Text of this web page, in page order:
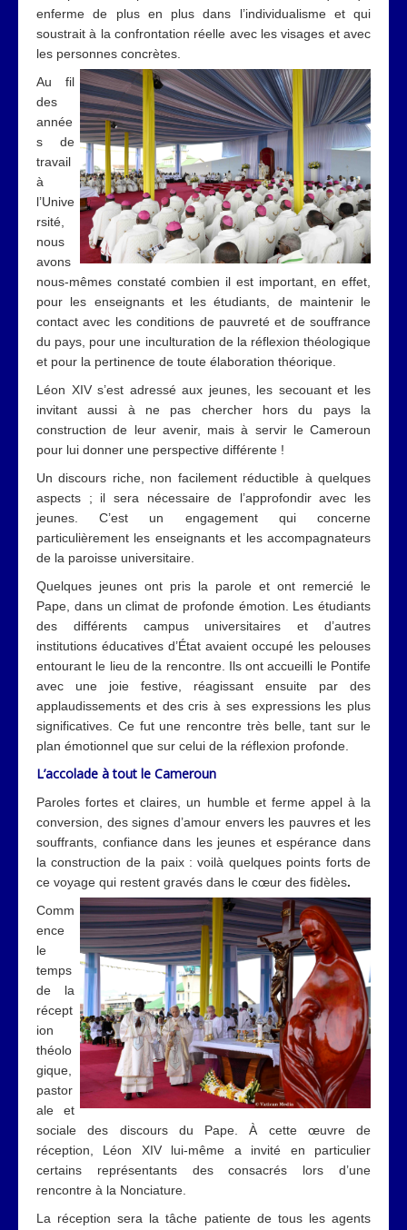
enferme de plus en plus dans l’individualisme et qui
soustrait à la confrontation réelle avec les visages et avec
les personnes concrètes.
Au fil
des
année
s de
travail
à
l’Unive
rsité,
nous
avons
nous-mêmes constaté combien il est important, en effet,
pour les enseignants et les étudiants, de maintenir le
contact avec les conditions de pauvreté et de souffrance
du pays, pour une inculturation de la réflexion théologique
et pour la pertinence de toute élaboration théorique.
Léon XIV s’est adressé aux jeunes, les secouant et les
invitant aussi à ne pas chercher hors du pays la
construction de leur avenir, mais à servir le Cameroun
pour lui donner une perspective différente !
Un discours riche, non facilement réductible à quelques
aspects ; il sera nécessaire de l’approfondir avec les
jeunes. C’est un engagement qui concerne
particulièrement les enseignants et les accompagnateurs
de la paroisse universitaire.
Quelques jeunes ont pris la parole et ont remercié le
Pape, dans un climat de profonde émotion. Les étudiants
des différents campus universitaires et d’autres
institutions éducatives d’État avaient occupé les pelouses
entourant le lieu de la rencontre. Ils ont accueilli le Pontife
avec une joie festive, réagissant ensuite par des
applaudissements et des cris à ses expressions les plus
significatives. Ce fut une rencontre très belle, tant sur le
plan émotionnel que sur celui de la réflexion profonde.
L’accolade à tout le Cameroun
Paroles fortes et claires, un humble et ferme appel à la
conversion, des signes d’amour envers les pauvres et les
souffrants, confiance dans les jeunes et espérance dans
la construction de la paix : voilà quelques points forts de
ce voyage qui restent gravés dans le cœur des fidèles.
Comm
ence
le
temps
de la
récept
ion
théolo
gique,
pastor
ale et
sociale des discours du Pape. À cette œuvre de
réception, Léon XIV lui-même a invité en particulier
certains représentants des consacrés lors d’une
rencontre à la Nonciature.
La réception sera la tâche patiente de tous les agents